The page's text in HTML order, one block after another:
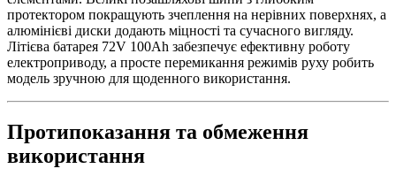
протектором покращують зчеплення на нерівних поверхнях, а
алюмінієві диски додають міцності та сучасного вигляду.
Літієва батарея 72V 100Ah забезпечує ефективну роботу
електроприводу, а просте перемикання режимів руху робить
модель зручною для щоденного використання.
Протипоказання та обмеження
використання